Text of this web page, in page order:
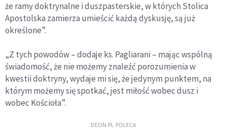
że ramy doktrynalne i duszpasterskie, w których Stolica
Apostolska zamierza umieścić każdą dyskusję, są już
określone”.
„Z tych powodów – dodaje ks. Pagliarani – mając wspólną
świadomość, że nie możemy znaleźć porozumienia w
kwestii doktryny, wydaje mi się, że jedynym punktem, na
którym możemy się spotkać, jest miłość wobec dusz i
wobec Kościoła”.
DEON.PL POLECA